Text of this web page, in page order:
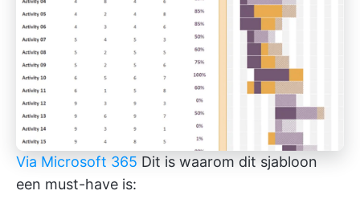
Via Microsoft 365 Dit is waarom dit sjabloon
een must-have is: